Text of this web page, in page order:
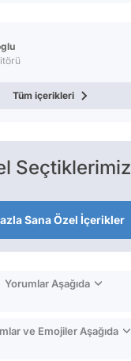
Tüm içerikleri
Seçtiklerimiz
Sana Özel İçerikler
Yorumlar Aşağıda
ve Emojiler Aşağıda